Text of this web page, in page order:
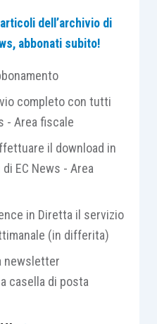
equiparati derivanti da
capitali, titoli atipici, e
soggetti a ritenuta
articoli 23,24, 25,25-
1973earticolo 33,
ai versamenti
delle
somme erogate
a partire dal mese di
dell’archivio di
abbonati subito!
completo con tutti
- Area fiscale
il download in
EC News - Area
in Diretta il servizio
(in differita)
newsletter
casella di posta